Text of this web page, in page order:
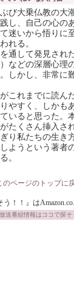
び大乗仏教の大
践し、自己の心
迷いから悟りに
れる。
通して発見され
などの深層心理
しかし、非常に
これまでに読ん
やすく、しかも
いると思った。
たくさん挿入さ
り私たちの生き
ようという著者
。
のページのトップに
！！』は
送番組情報はココで探そ